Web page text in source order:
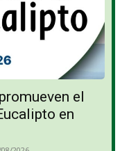
el
en